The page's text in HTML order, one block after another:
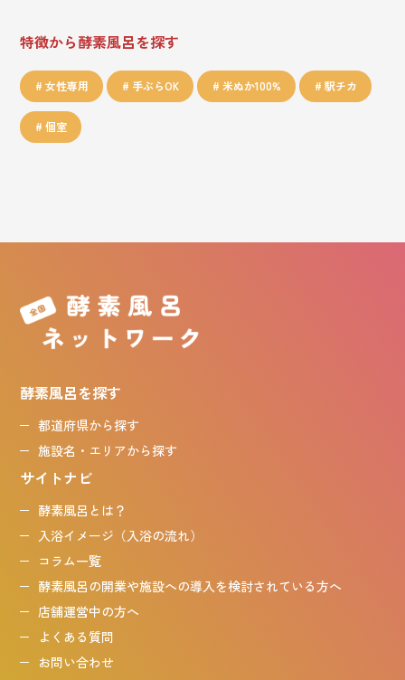
特徴から酵素風呂を探す
女性専用 手ぶらOK 米ぬか100% 駅チカ
個室
酵素風呂を探す
都道府県から探す
施設名・エリアから探す
サイトナビ
酵素風呂とは？
入浴イメージ（入浴の流れ）
コラム一覧
酵素風呂の開業や施設への導入を検討されている方へ
店舗運営中の方へ
よくある質問
お問い合わせ